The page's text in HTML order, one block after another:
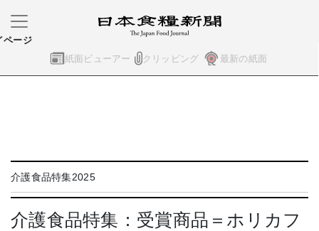
紙面ビューアー クリッピング 最新の紙面
ページ
介護食品特集2025
介護食品特集：受賞商品＝ホリカフ